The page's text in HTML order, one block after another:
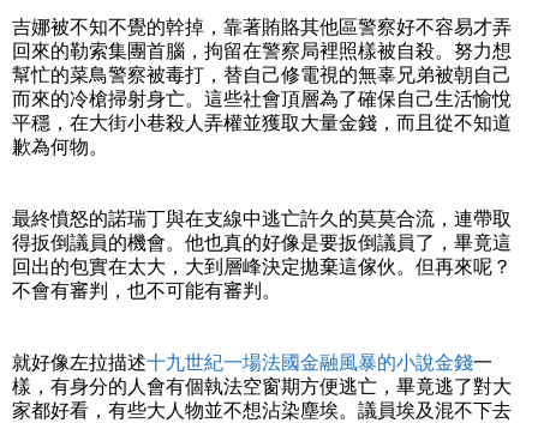
吉娜被不知不覺的幹掉，靠著賄賂其他區警察好不容易才弄
回來的勒索集團首腦，拘留在警察局裡照樣被自殺。努力想
幫忙的菜鳥警察被毒打，替自己修電視的無辜兄弟被朝自己
而來的冷槍掃射身亡。這些社會頂層為了確保自己生活愉悅
平穩，在大街小巷殺人弄權並獲取大量金錢，而且從不知道
歉為何物。
最終憤怒的諾瑞丁與在支線中逃亡許久的莫莫合流，連帶取
得扳倒議員的機會。他也真的好像是要扳倒議員了，畢竟這
回出的包實在太大，大到層峰決定拋棄這傢伙。但再來呢？
不會有審判，也不可能有審判。
就好像左拉描述十九世紀一場法國金融風暴的小說金錢一
樣，有身分的人會有個執法空窗期方便逃亡，畢竟逃了對大
家都好看，有些大人物並不想沾染塵埃。議員埃及混不下去